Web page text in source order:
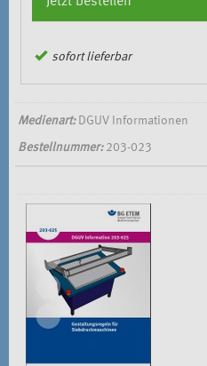
sofort lieferbar
Medienart:DGUV Informationen
Bestellnummer:203-023